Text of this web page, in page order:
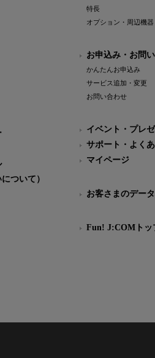
ついて）
特長
オプション・周辺機器
お申込み・お問
かんたんお申込み
サービス追加・変更
お問い合わせ
イベント・プレ
サポート・よく
マイページ
お客さまのデー
Fun! J:COMトッ